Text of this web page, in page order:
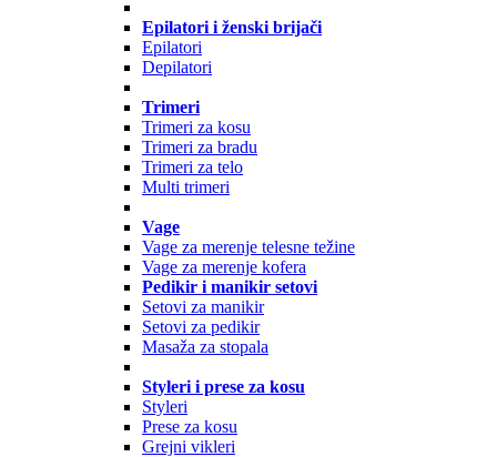
Epilatori i ženski brijači
Epilatori
Depilatori
Trimeri
Trimeri za kosu
Trimeri za bradu
Trimeri za telo
Multi trimeri
Vage
Vage za merenje telesne težine
Vage za merenje kofera
Pedikir i manikir setovi
Setovi za manikir
Setovi za pedikir
Masaža za stopala
Styleri i prese za kosu
Styleri
Prese za kosu
Grejni vikleri